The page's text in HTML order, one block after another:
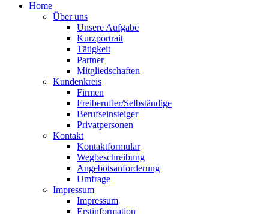
Home
Über uns
Unsere Aufgabe
Kurzportrait
Tätigkeit
Partner
Mitgliedschaften
Kundenkreis
Firmen
Freiberufler/Selbständige
Berufseinsteiger
Privatpersonen
Kontakt
Kontaktformular
Wegbeschreibung
Angebotsanforderung
Umfrage
Impressum
Impressum
Erstinformation